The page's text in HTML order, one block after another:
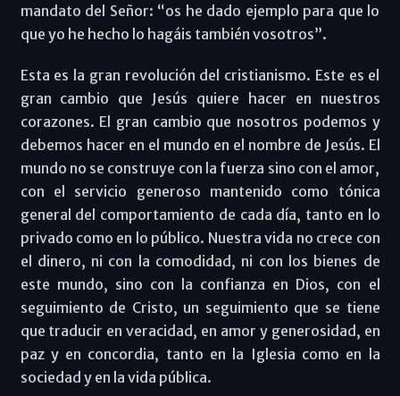
mandato del Señor: “os he dado ejemplo para que lo
que yo he hecho lo hagáis también vosotros”.
Esta es la gran revolución del cristianismo. Este es el
gran cambio que Jesús quiere hacer en nuestros
corazones. El gran cambio que nosotros podemos y
debemos hacer en el mundo en el nombre de Jesús. El
mundo no se construye con la fuerza sino con el amor,
con el servicio generoso mantenido como tónica
general del comportamiento de cada día, tanto en lo
privado como en lo público. Nuestra vida no crece con
el dinero, ni con la comodidad, ni con los bienes de
este mundo, sino con la confianza en Dios, con el
seguimiento de Cristo, un seguimiento que se tiene
que traducir en veracidad, en amor y generosidad, en
paz y en concordia, tanto en la Iglesia como en la
sociedad y en la vida pública.